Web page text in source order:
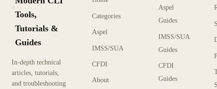
Tools,
Tutorials &
Guides
In-depth technical
articles, tutorials,
and troubleshooting
Categories
Aspel
IMSS/SUA
CFDI
About
Aspel
Guides
IMSS/SUA
Guides
CFDI
Guides